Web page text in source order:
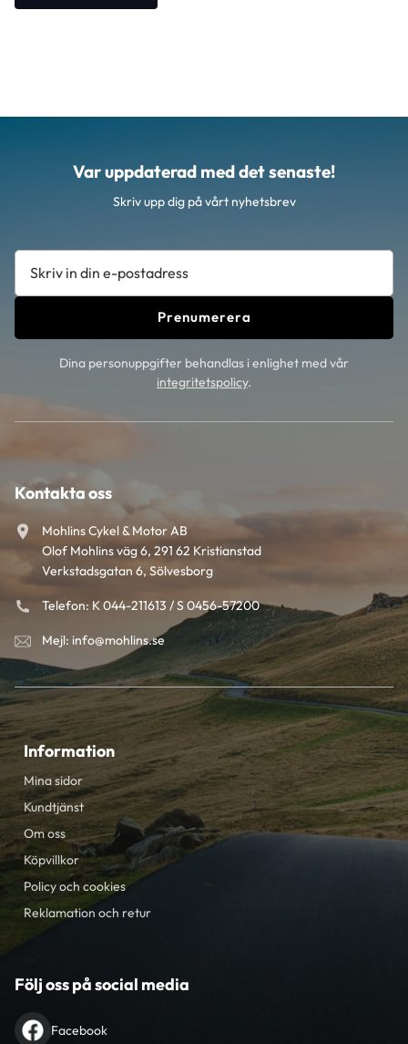
Var uppdaterad med det senaste!
Skriv upp dig på vårt nyhetsbrev
Prenumerera
Dina personuppgifter behandlas i enlighet med vår
integritetspolicy.
Kontakta oss
Mohlins Cykel & Motor AB
Olof Mohlins väg 6, 291 62 Kristianstad
Verkstadsgatan 6, Sölvesborg
Telefon: K 044-211613 / S 0456-57200
Mejl: info@mohlins.se
Information
Mina sidor
Kundtjänst
Om oss
Köpvillkor
Policy och cookies
Reklamation och retur
Följ oss på social media
Facebook